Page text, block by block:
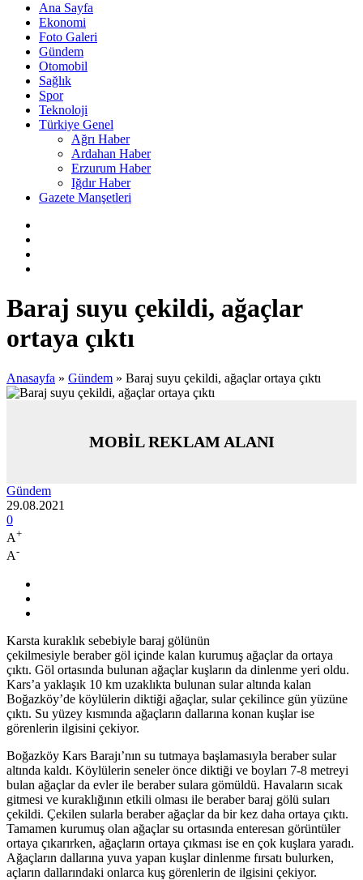
Ana Sayfa
Ekonomi
Foto Galeri
Gündem
Otomobil
Sağlık
Spor
Teknoloji
Türkiye Genel
Ağrı Haber
Ardahan Haber
Erzurum Haber
Iğdır Haber
Gazete Manşetleri
Baraj suyu çekildi, ağaçlar
ortaya çıktı
Anasayfa » Gündem » Baraj suyu çekildi, ağaçlar ortaya çıktı
MOBİL REKLAM ALANI
Gündem
29.08.2021
0
A+
A-
Karsta kuraklık sebebiyle baraj gölünün
çekilmesiyle beraber göl içinde kalan kurumuş ağaçlar da ortaya
çıktı. Göl ortasında bulunan ağaçlar kuşların da dinlenme yeri oldu.
Kars’a yaklaşık 10 km uzaklıkta bulunan sular altında kalan
Boğazköy’de köylülerin diktiği ağaçlar, sular çekilince gün yüzüne
çıktı. Su yüzey kısmında ağaçların dallarına konan kuşlar ise
görenlerin ilgisini çekiyor.
Boğazköy Kars Barajı’nın su tutmaya başlamasıyla beraber sular
altında kaldı. Köylülerin seneler önce diktiği ve boyları 7-8 metreyi
bulan ağaçlar da evler ile beraber sulara gömüldü. Havaların sıcak
gitmesi ve kuraklığının etkili olması ile beraber baraj gölü suları
çekildi. Çekilen sularla beraber ağaçlar da bir kez daha ortaya çıktı.
Tamamen kurumuş olan ağaçlar su ortasında enteresan görüntüler
ortaya çıkarırken, ağaçların ortaya çıkması ise en çok kuşlara yaradı.
Ağaçların dallarına yuva yapan kuşlar dinlenme fırsatı bulurken,
açların dallarındaki onlarca kuş görenlerin de ilgisini çekiyor.